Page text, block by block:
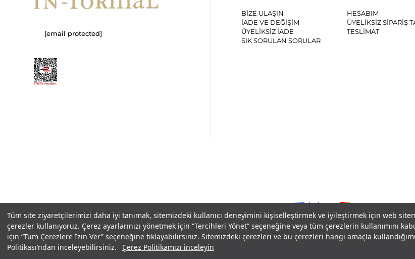
Tüm site ziyaretçilerimizi daha iyi tanımak, sitemizdeki kullanıcı deneyimini kişiselleştirmek ve iyileştirmek için web
çerezler kullanıyoruz. Çerez ayarlarınızı yönetmek için “Tercihleri Yönet” seçeneğine veya tüm çerezlerin kullanımını
için “Tüm Çerezlere İzin Ver” seçeneğine tıklayabilirsiniz. Sitemizdeki çerezleri ve bu çerezleri hangi amaçla
Politikası’ndan inceleyebilirsiniz.
Çerez Politikamızı inceleyin
[email protected]
BİZE ULAŞIN
HESABIM
İADE VE DEĞİŞİM
ÜYELİKSİZ SİPARİŞ
ÜYELİKSİZ İADE
TESLİMAT
SIK SORULAN SORULAR
Çerez ayarlarınızı değiştirmek için tıklayınız.